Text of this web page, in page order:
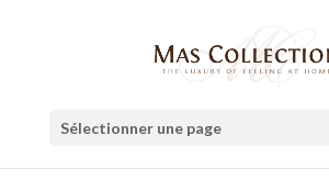
Sélectionner une page